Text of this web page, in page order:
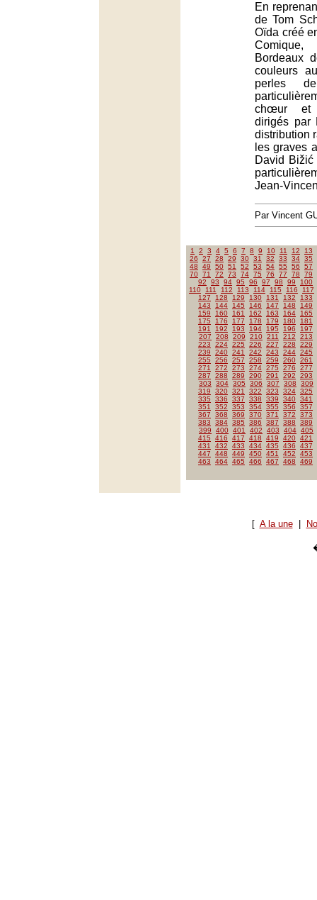
En
de Tom
Oïda créé
Bordeaux
couleurs
perles
chœur et
dirigés par
distribution
les graves
David
Jean-
Par Vincent
1 2 3 4 5 6 7 8 9 10 11 12
13
26
27 28 29 30 31 32 33 34 35
48
49 50 51 52 53 54 55 56
57
70 71 72 73 74 75 76 77 78
79
92
93 94 95 96 97 98 99
100
110
111 112 113 114 115 116
117
127
128 129 130 131 132
133
143
144 145 146 147 148
149
159
160 161 162 163 164
165
175
176 177 178 179 180
181
191
192 193 194 195 196
197
207
208 209 210 211 212
213
223
224 225 226 227 228
229
239
240 241 242 243 244 245
255
256 257 258 259 260 261
271
272 273 274 275 276
277
287
288 289 290 291 292
293
303
304 305 306 307 308
309
319
320 321 322 323 324 325
335
336 337 338 339 340 341
351
352 353 354 355 356
357
367
368 369 370 371 372
373
383
384 385 386 387 388
389
399
400 401 402 403 404 405
415
416 417 418 419 420 421
431
432 433 434 435 436
437
447
448 449 450 451 452
453
463
464 465 466 467 468 469
[ A la une|